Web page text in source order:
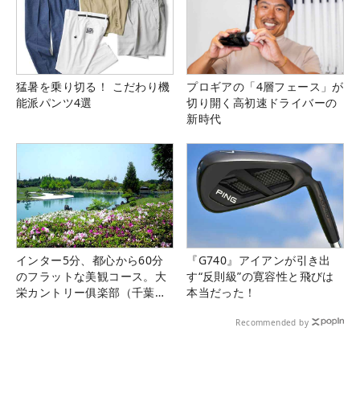
猛暑を乗り切る！ こだわり機
能派パンツ4選
プロギアの「4層フェース」が
切り開く高初速ドライバーの
新時代
インター5分、都心から60分
のフラットな美観コース。大
栄カントリー俱楽部（千葉
『G740』アイアンが引き出
す“反則級”の寛容性と飛びは
本当だった！
Recommended by